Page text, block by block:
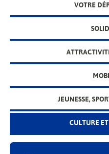
VOTRE
JEUNESSE,
CULTURE